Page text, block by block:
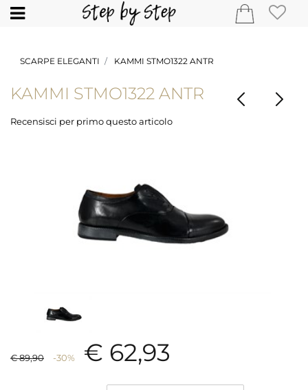
Open
SCARPE ELEGANTI KAMMI STMO1322 ANTR
KAMMI STMO1322 ANTR
Recensisci per primo questo articolo
€ 89,90 -30% € 62,93